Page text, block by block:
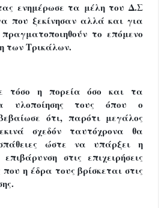
ενημέρωσε τα μέλη του Δ.Σ
που ξεκίνησαν αλλά και για
το επόμενο
των Τρικάλων.
τόσο η πορεία όσο και τα
υλοποίησης τους όπου ο
ότι, παρότι μεγάλος
σχεδόν ταυτόχρονα θα
ώστε να υπάρξει η
στις επιχειρήσεις
η έδρα τους βρίσκεται στις